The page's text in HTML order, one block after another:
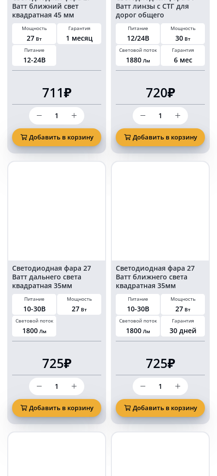
Ватт ближний свет
квадратная 45 мм
Мощность
27 Вт
Гарантия
1 месяц
Питание
12-24В
711₽
Количество
товара
Светодиодная
фара
27
Ватт
ближний
Добавить в корзину
Ватт линзы с СТГ для
дорог общего
пользования KARAVAN-
FR163930
Питание
12/24В
Мощность
30 Вт
Световой поток
1880 Лм
Гарантия
6 мес
720₽
Количество
товара
Светодиодная
фара
30
Ватт
линзы
Добавить в корзину
Светодиодная фара 27
Ватт дальнего света
квадратная 35мм
Питание
10-30В
Мощность
27 Вт
Световой поток
1800 Лм
725₽
Количество
товара
Светодиодная
фара
27
Ватт
дальнего
Добавить в корзину
Светодиодная фара 27
Ватт ближнего света
квадратная 35мм
Питание
10-30В
Мощность
27 Вт
Световой поток
1800 Лм
Гарантия
30 дней
725₽
Количество
товара
Светодиодная
фара
27
Ватт
ближнего
Добавить в корзину